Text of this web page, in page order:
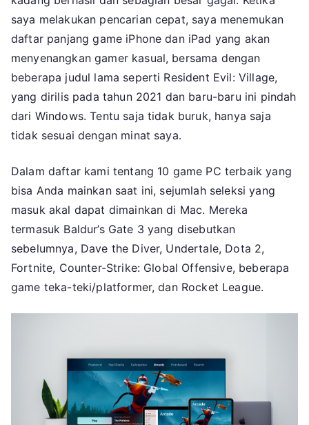
saya melakukan pencarian cepat, saya menemukan
daftar panjang game iPhone dan iPad yang akan
menyenangkan gamer kasual, bersama dengan
beberapa judul lama seperti Resident Evil: Village,
yang dirilis pada tahun 2021 dan baru-baru ini pindah
dari Windows. Tentu saja tidak buruk, hanya saja
tidak sesuai dengan minat saya.
Dalam daftar kami tentang 10 game PC terbaik yang
bisa Anda mainkan saat ini, sejumlah seleksi yang
masuk akal dapat dimainkan di Mac. Mereka
termasuk Baldur’s Gate 3 yang disebutkan
sebelumnya, Dave the Diver, Undertale, Dota 2,
Fortnite, Counter-Strike: Global Offensive, beberapa
game teka-teki/platformer, dan Rocket League.